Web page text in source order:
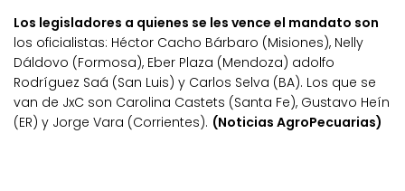
Los legisladores a quienes se les vence el mandato son
los oficialistas: Héctor Cacho Bárbaro (Misiones), Nelly
Dáldovo (Formosa), Eber Plaza (Mendoza) adolfo
Rodríguez Saá (San Luis) y Carlos Selva (BA). Los que se
van de JxC son Carolina Castets (Santa Fe), Gustavo Heín
(ER) y Jorge Vara (Corrientes). (Noticias AgroPecuarias)